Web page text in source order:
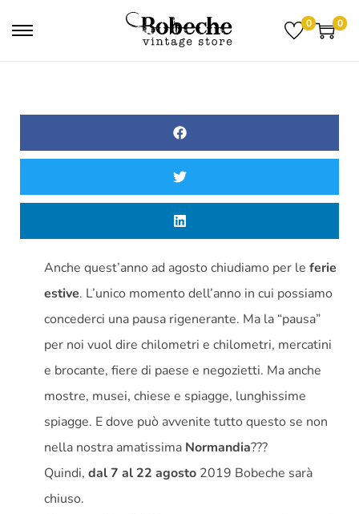
0 0
Anche quest’anno ad agosto chiudiamo per le ferie
estive. L’unico momento dell’anno in cui possiamo
concederci una pausa rigenerante. Ma la “pausa”
per noi vuol dire chilometri e chilometri, mercatini
e brocante, fiere di paese e negozietti. Ma anche
mostre, musei, chiese e spiagge, lunghissime
spiagge. E dove può avvenite tutto questo se non
nella nostra amatissima Normandia???
Quindi, dal 7 al 22 agosto 2019 Bobeche sarà
chiuso.